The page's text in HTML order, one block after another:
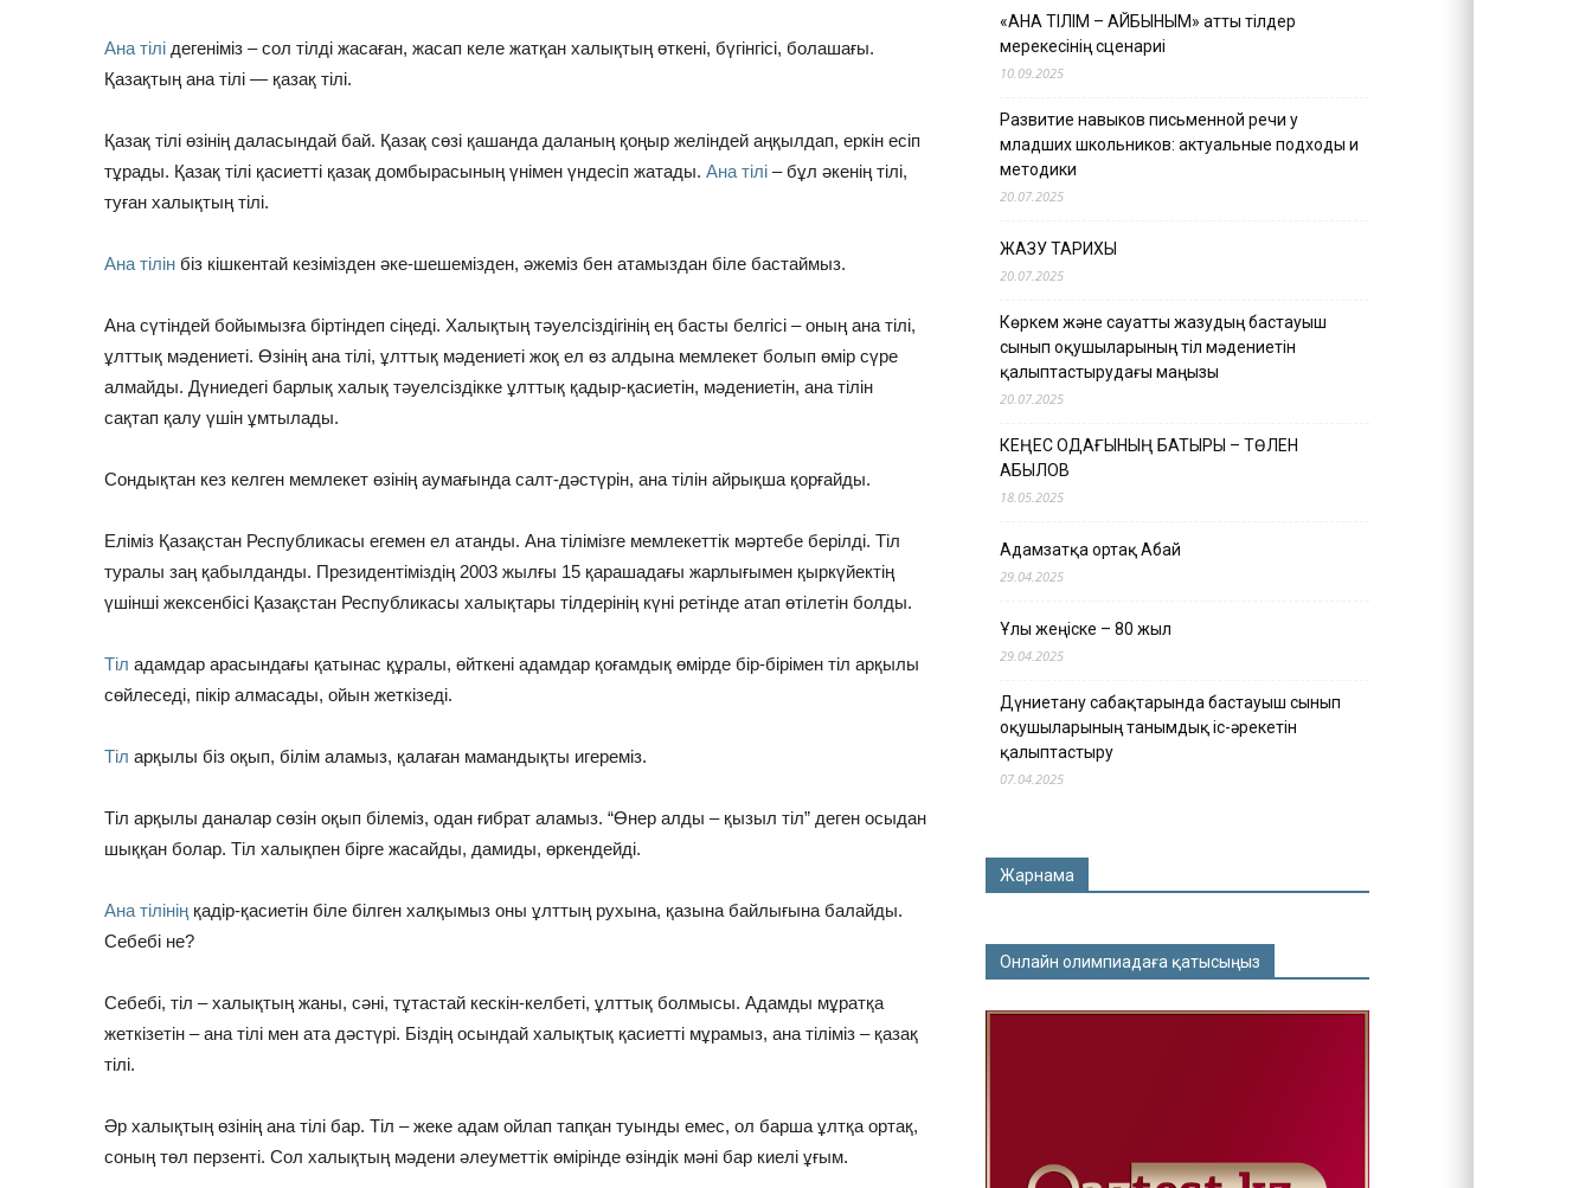
Ана тілі дегеніміз – сол тілді жасаған, жасап келе жатқан халықтың өткені, бүгінгісі, болашағы.
Қазақтың ана тілі — қазақ тілі.
Қазақ тілі өзінің даласындай бай. Қазақ сөзі қашанда даланың қоңыр желіндей аңқылдап, еркін есіп
тұрады. Қазақ тілі қасиетті қазақ домбырасының үнімен үндесіп жатады. Ана тілі – бұл әкенің тілі,
туған халықтың тілі.
Ана тілін біз кішкентай кезімізден әке-шешемізден, әжеміз бен атамыздан біле бастаймыз.
Ана сүтіндей бойымызға біртіндеп сіңеді. Халықтың тәуелсіздігінің ең басты белгісі – оның ана тілі,
ұлттық мәдениеті. Өзінің ана тілі, ұлттық мәдениеті жоқ ел өз алдына мемлекет болып өмір сүре
алмайды. Дүниедегі барлық халық тәуелсіздікке ұлттық қадыр-қасиетін, мәдениетін, ана тілін
сақтап қалу үшін ұмтылады.
Сондықтан кез келген мемлекет өзінің аумағында салт-дәстүрін, ана тілін айрықша қорғайды.
Еліміз Қазақстан Республикасы егемен ел атанды. Ана тілімізге мемлекеттік мәртебе берілді. Тіл
туралы заң қабылданды. Президентіміздің 2003 жылғы 15 қарашадағы жарлығымен қыркүйектің
үшінші жексенбісі Қазақстан Республикасы халықтары тілдерінің күні ретінде атап өтілетін болды.
Тіл адамдар арасындағы қатынас құралы, өйткені адамдар қоғамдық өмірде бір-бірімен тіл арқылы
сөйлеседі, пікір алмасады, ойын жеткізеді.
Тіл арқылы біз оқып, білім аламыз, қалаған мамандықты игереміз.
Тіл арқылы даналар сөзін оқып білеміз, одан ғибрат аламыз. “Өнер алды – қызыл тіл” деген осыдан
шыққан болар. Тіл халықпен бірге жасайды, дамиды, өркендейді.
Ана тілінің қадір-қасиетін біле білген халқымыз оны ұлттың рухына, қазына байлығына балайды.
Себебі не?
Себебі, тіл – халықтың жаны, сәні, тұтастай кескін-келбеті, ұлттық болмысы. Адамды мұратқа
жеткізетін – ана тілі мен ата дәстүрі. Біздің осындай халықтық қасиетті мұрамыз, ана тіліміз – қазақ
тілі.
Әр халықтың өзінің ана тілі бар. Тіл – жеке адам ойлап тапқан туынды емес, ол барша ұлтқа ортақ,
соның төл перзенті. Сол халықтың мәдени әлеуметтік өмірінде өзіндік мәні бар киелі ұғым.
«АНА ТІЛІМ – АЙБЫНЫМ» атты тілдер
мерекесінің сценариі
10.09.2025
Развитие навыков письменной речи у
младших школьников: актуальные подходы и
методики
20.07.2025
ЖАЗУ ТАРИХЫ
20.07.2025
Көркем және сауатты жазудың бастауыш
сынып оқушыларының тіл мәдениетін
қалыптастырудағы маңызы
20.07.2025
КЕҢЕС ОДАҒЫНЫҢ БАТЫРЫ – ТӨЛЕН
ҚАБЫЛОВ
18.05.2025
Адамзатқа ортақ Абай
29.04.2025
Ұлы жеңіске – 80 жыл
29.04.2025
Дүниетану сабақтарында бастауыш сынып
оқушыларының танымдық іс-әрекетін
қалыптастыру
07.04.2025
Жарнама
Онлайн олимпиадаға қатысыңыз